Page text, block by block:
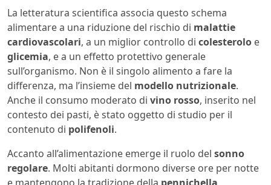
La letteratura scientifica associa questo schema
alimentare a una riduzione del rischio di malattie
cardiovascolari, a un miglior controllo di colesterolo e
glicemia, e a un effetto protettivo generale
sull’organismo. Non è il singolo alimento a fare la
differenza, ma l’insieme del modello nutrizionale.
Anche il consumo moderato di vino rosso, inserito nel
contesto dei pasti, è stato oggetto di studio per il
contenuto di polifenoli.
Accanto all’alimentazione emerge il ruolo del sonno
regolare. Molti abitanti dormono diverse ore per notte